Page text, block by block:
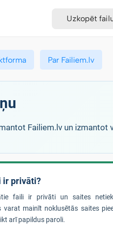
Uzkopēt
Par Failiem.lv
Failiem.lv un izmantot
ir privāti?
faili ir privāti un saites
varat mainīt noklusētās saites
arī papildus paroli.